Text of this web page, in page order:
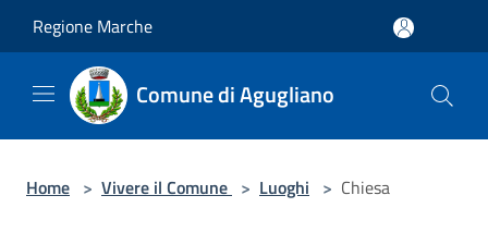
Regione Marche
Comune di Agugliano
Home > Vivere il Comune > Luoghi > Chiesa